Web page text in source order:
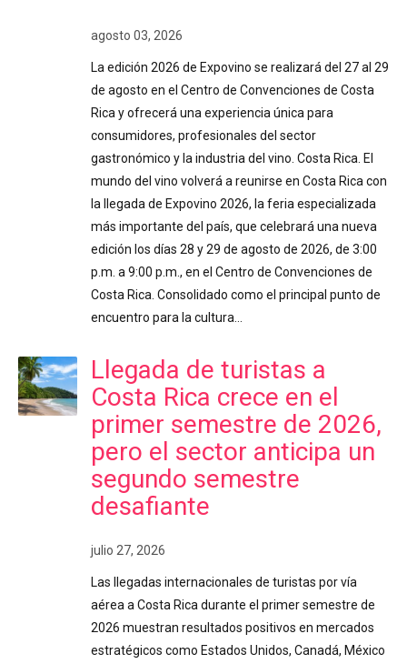
agosto 03, 2026
La edición 2026 de Expovino se realizará del 27 al 29
de agosto en el Centro de Convenciones de Costa
Rica y ofrecerá una experiencia única para
consumidores, profesionales del sector
gastronómico y la industria del vino. Costa Rica. El
mundo del vino volverá a reunirse en Costa Rica con
la llegada de Expovino 2026, la feria especializada
más importante del país, que celebrará una nueva
edición los días 28 y 29 de agosto de 2026, de 3:00
p.m. a 9:00 p.m., en el Centro de Convenciones de
Costa Rica. Consolidado como el principal punto de
encuentro para la cultura…
Llegada de turistas a
Costa Rica crece en el
primer semestre de 2026,
pero el sector anticipa un
segundo semestre
desafiante
julio 27, 2026
Las llegadas internacionales de turistas por vía
aérea a Costa Rica durante el primer semestre de
2026 muestran resultados positivos en mercados
estratégicos como Estados Unidos, Canadá, México